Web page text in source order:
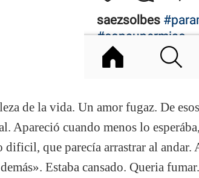
de la vida. Un amor fugaz. De
Apareció cuando menos lo
dificil, que parecía arrastrar al
Estaba cansado. Queria